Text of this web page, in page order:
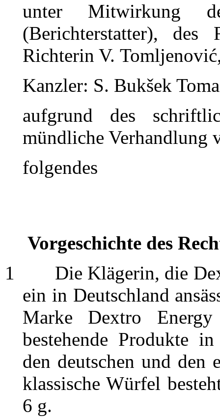
unter Mitwirkung
(Berichterstatter),
Richterin V.
Kanzler: S. Bukšek
aufgrund des
mündliche Verhandlung
folgendes
Vorgeschichte des
1 Die Klägerin, die
ein in Deutschland
Marke Dextro
bestehende Produkte
den deutschen und den
klassische Würfel
6 g.